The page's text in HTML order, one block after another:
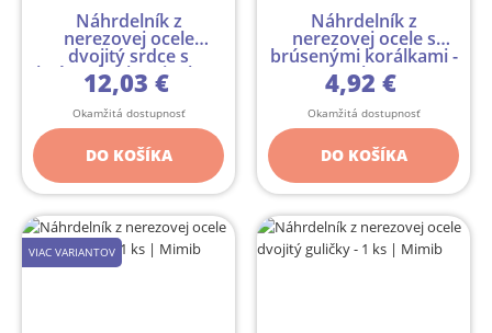
Náhrdelník z
nerezovej ocele
dvojitý srdce s
brúseným kamienko...
12,03 €
Okamžitá dostupnosť
DO KOŠÍKA
Náhrdelník z
nerezovej ocele s
brúsenými korálkami -
1 ks
4,92 €
Okamžitá dostupnosť
DO KOŠÍKA
VIAC VARIANTOV